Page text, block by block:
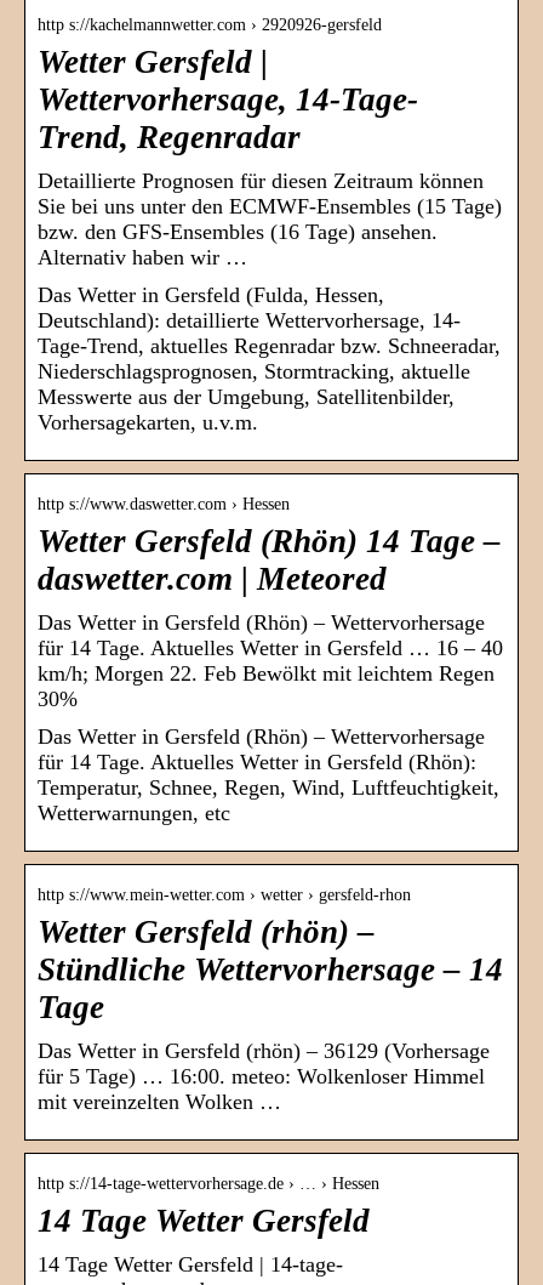
http s://kachelmannwetter.com › 2920926-gersfeld
Wetter Gersfeld |
Wettervorhersage, 14-Tage-
Trend, Regenradar
Detaillierte Prognosen für diesen Zeitraum können
Sie bei uns unter den ECMWF-Ensembles (15 Tage)
bzw. den GFS-Ensembles (16 Tage) ansehen.
Alternativ haben wir …
Das Wetter in Gersfeld (Fulda, Hessen,
Deutschland): detaillierte Wettervorhersage, 14-
Tage-Trend, aktuelles Regenradar bzw. Schneeradar,
Niederschlagsprognosen, Stormtracking, aktuelle
Messwerte aus der Umgebung, Satellitenbilder,
Vorhersagekarten, u.v.m.
http s://www.daswetter.com › Hessen
Wetter Gersfeld (Rhön) 14 Tage –
daswetter.com | Meteored
Das Wetter in Gersfeld (Rhön) – Wettervorhersage
für 14 Tage. Aktuelles Wetter in Gersfeld … 16 – 40
km/h; Morgen 22. Feb Bewölkt mit leichtem Regen
30%
Das Wetter in Gersfeld (Rhön) – Wettervorhersage
für 14 Tage. Aktuelles Wetter in Gersfeld (Rhön):
Temperatur, Schnee, Regen, Wind, Luftfeuchtigkeit,
Wetterwarnungen, etc
http s://www.mein-wetter.com › wetter › gersfeld-rhon
Wetter Gersfeld (rhön) –
Stündliche Wettervorhersage – 14
Tage
Das Wetter in Gersfeld (rhön) – 36129 (Vorhersage
für 5 Tage) … 16:00. meteo: Wolkenloser Himmel
mit vereinzelten Wolken …
http s://14-tage-wettervorhersage.de › … › Hessen
14 Tage Wetter Gersfeld
14 Tage Wetter Gersfeld | 14-tage-